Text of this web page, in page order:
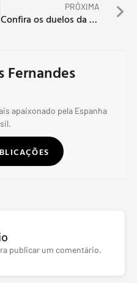
PRÓXIMA
Confira os duelos da 2ª fase da Copa do Mundo de 2026
Fernandes
apaixonado pela Espanha
publicar um comentário.